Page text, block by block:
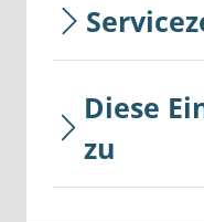
Diese
zu